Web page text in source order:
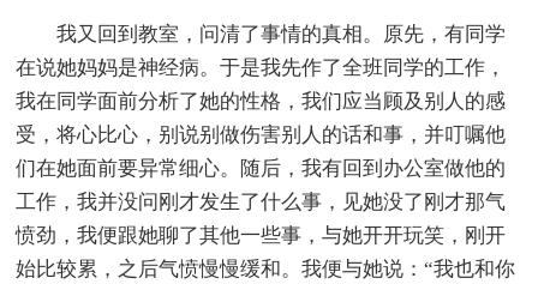
我又回到教室，问清了事情的真相。原先，有同学
在说她妈妈是神经病。于是我先作了全班同学的工作，
我在同学面前分析了她的性格，我们应当顾及别人的感
受，将心比心，别说别做伤害别人的话和事，并叮嘱他
们在她面前要异常细心。随后，我有回到办公室做他的
工作，我并没问刚才发生了什么事，见她没了刚才那气
愤劲，我便跟她聊了其他一些事，与她开开玩笑，刚开
始比较累，之后气愤慢慢缓和。我便与她说：“我也和你